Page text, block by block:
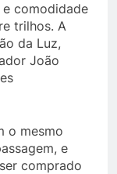
comodidade
trilhos. A
da Luz,
João
o mesmo
e
comprado